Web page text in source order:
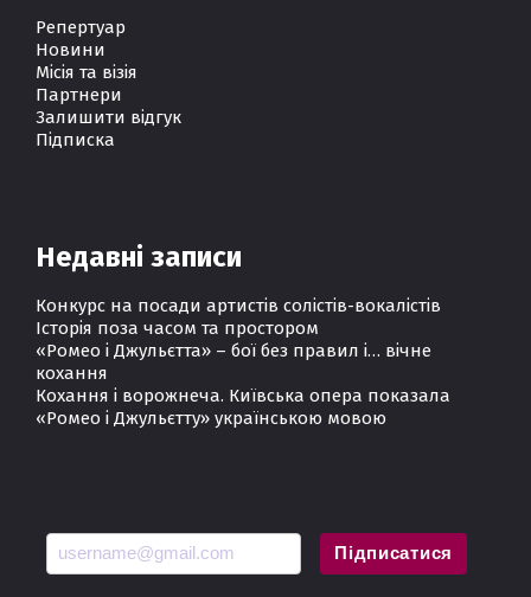
Репертуар
Новини
Місія та візія
Партнери
Залишити відгук
Підписка
Недавні записи
Конкурс на посади артистів солістів-вокалістів
Історія поза часом та простором
«Ромео і Джульєтта» – бої без правил і… вічне
кохання
Кохання і ворожнеча. Київська опера показала
«Ромео і Джульєтту» українською мовою
Підписатися